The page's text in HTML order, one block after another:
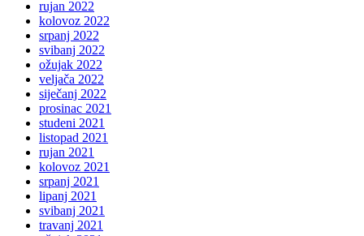
rujan 2022
kolovoz 2022
srpanj 2022
svibanj 2022
ožujak 2022
veljača 2022
siječanj 2022
prosinac 2021
studeni 2021
listopad 2021
rujan 2021
kolovoz 2021
srpanj 2021
lipanj 2021
svibanj 2021
travanj 2021